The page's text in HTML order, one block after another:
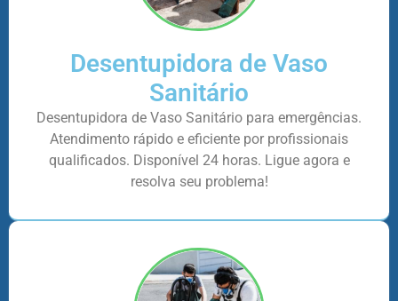
Desentupidora de Vaso
Sanitário
Desentupidora de Vaso Sanitário para emergências.
Atendimento rápido e eficiente por profissionais
qualificados. Disponível 24 horas. Ligue agora e
resolva seu problema!